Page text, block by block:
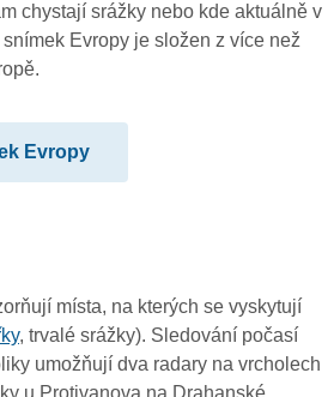
chystají srážky nebo kde aktuálně v
Evropy je složen z více než
Evropy
místa, na kterých se vyskytují
, trvalé srážky). Sledování počasí
umožňují dva radary na vrcholech
u Protivanova na Drahanské